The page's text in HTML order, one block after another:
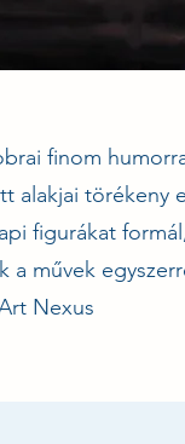
finom
alakjai törékeny
figurákat
a művek
Nexus